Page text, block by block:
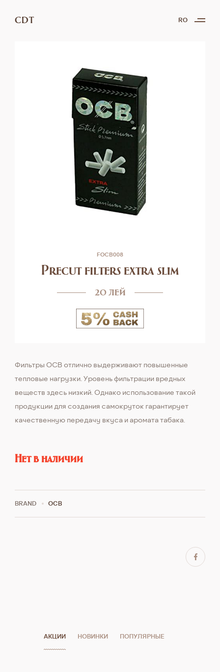
CDT RO
FOCB008
Precut filters extra slim
20 лей
Фильтры OCB отлично выдерживают повышенные
тепловые нагрузки. Уровень фильтрации вредных
веществ здесь низкий. Однако использование такой
продукции для создания самокруток гарантирует
качественную передачу вкуса и аромата табака.
Нет в наличии
BRAND OCB
АКЦИИ НОВИНКИ ПОПУЛЯРНЫЕ